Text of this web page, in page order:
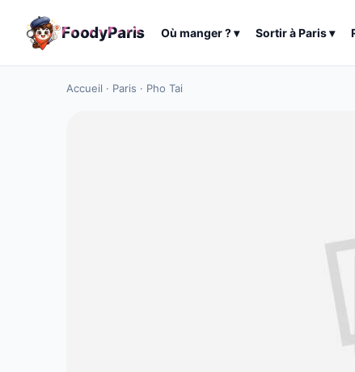
FoodyParis Où manger ?▾ Sortir àParis▾
Accueil · Paris · Pho Tai